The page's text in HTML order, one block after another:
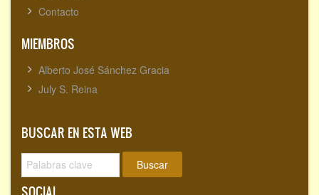
Contacto
MIEMBROS
Alberto José Sánchez Gracia
July S. Reina
BUSCAR EN ESTA WEB
Buscar